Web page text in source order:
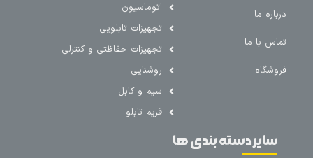
درباره ما
تماس با ما
فروشگاه
اتوماسیون
تجهیزات تابلویی
تجهیزات حفاظتی و کنترلی
روشنایی
سیم و کابل
فریم تابلو
سایر دسته بندی ها